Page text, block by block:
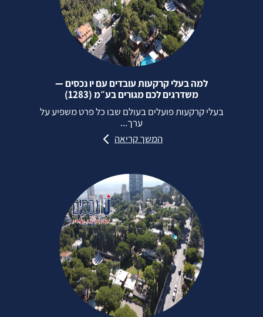
למה בעלי קרקעות עובדים עם יו נכסים —
משדרגים לכם מגורים בע״מ (1283)
בעלי קרקעות פועלים בעולם שבו כל פרט משפיע על
ערך...
המשך קריאה